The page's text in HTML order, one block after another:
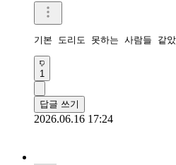
기본 도리도 못하는 사람들 같
1
답글 쓰기
2026.06.16 17:24